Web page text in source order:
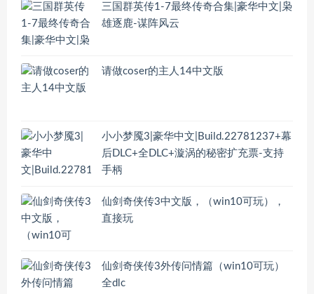
三国群英传1-7最终传奇合集|豪华中文|枭
雄逐鹿-谋阵风云
请做coser的主人14中文版
小小梦魇3|豪华中文|Build.22781237+幕
后DLC+全DLC+漩涡的秘密扩充票-支持
手柄
仙剑奇侠传3中文版，（win10可玩），
直接玩
仙剑奇侠传3外传问情篇（win10可玩）
全dlc